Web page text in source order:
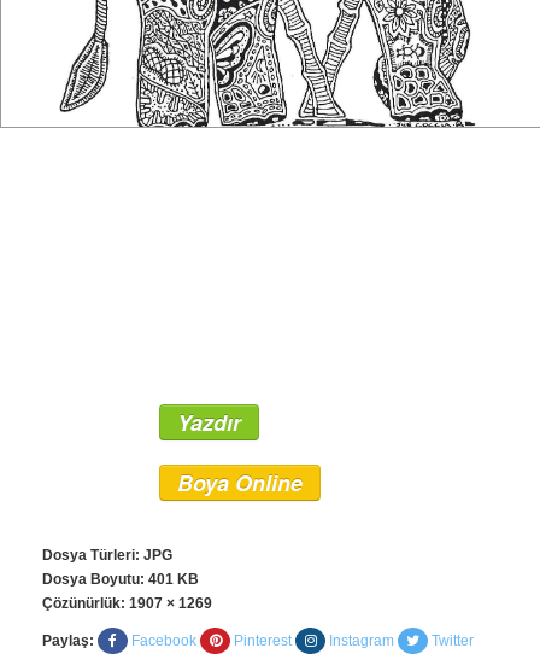
Yazdır
Boya Online
Dosya Türleri: JPG
Dosya Boyutu: 401 KB
Çözünürlük: 1907 × 1269
Paylaş: Facebook Pinterest Instagram Twitter